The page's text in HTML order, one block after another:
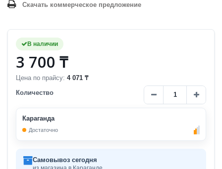
Скачать коммерческое предложение
В наличии
3 700 ₸
Цена по прайсу: 4 071 ₸
Количество
Караганда
Достаточно
Самовывоз сегодня